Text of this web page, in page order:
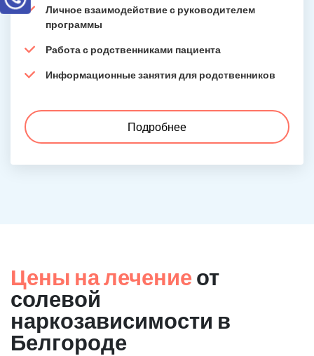
Личное взаимодействие с руководителем
программы
Работа с родственниками пациента
Информационные занятия для родственников
Подробнее
Цены на лечение от
солевой
наркозависимости в
Белгороде